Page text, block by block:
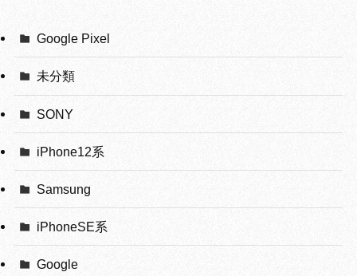
Google Pixel
未分類
SONY
iPhone12系
Samsung
iPhoneSE系
Google